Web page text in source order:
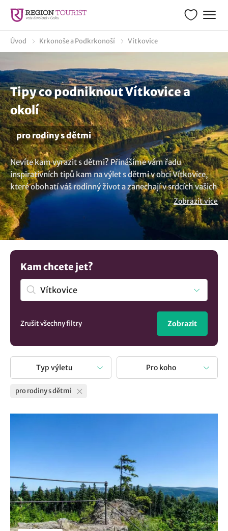
Úvod Krkonoše a Podkrkonoší Vítkovice
Tipy co podniknout Vítkovice a
okolí
pro rodiny s dětmi
Nevíte kam vyrazit s dětmi? Přinášíme vám řadu
inspirativních tipů kam na výlet s dětmi v obci Vítkovice,
které obohatí váš rodinný život a zanechají v srdcích vašich
dětí nezapomenutelné vzpomínky. Naše stránka je plná
nápadů co dělat jak s malými, tak i velkými dětmi. Tipy jak
trávit aktivně a zábavně volný čas. Ukážeme vám tipy na
aktivity, co podniknout a kudy z nudy. Výlety s dětmi jsou
skvělou příležitostí jak si užít jejich přítomnosti a radosti z
poznávání nových míst. S našimi tipy na výlety a aktivitami
pro děti zažijete nezapomenutelné chvíle plné zábavy a
objevů.
Zobrazit více
Kam chcete jet?
Zrušit všechny filtry Zobrazit
Typ výletu Pro koho
pro rodiny s dětmi